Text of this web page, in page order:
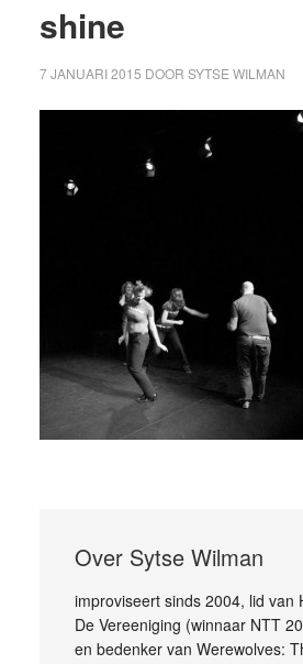
shine
7 JANUARI 2015 DOOR SYTSE WILMAN
Over Sytse Wilman
improviseert sinds 2004, lid van
De Vereeniging (winnaar NTT
en bedenker van Werewolves: